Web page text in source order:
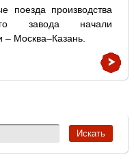
поезда производства
завода начали
– Москва–Казань.